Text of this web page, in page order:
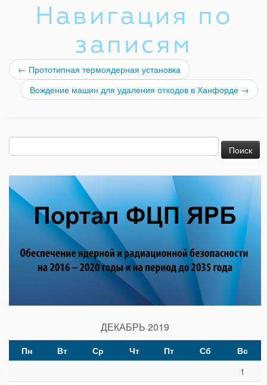
Навигация по
записям
← Прототипная термоядерная установка
Вождение машин для удаления отходов в Ханфорде →
ДЕКАБРЬ 2019
Пн Вт Ср Чт Пт Сб
Вс
1